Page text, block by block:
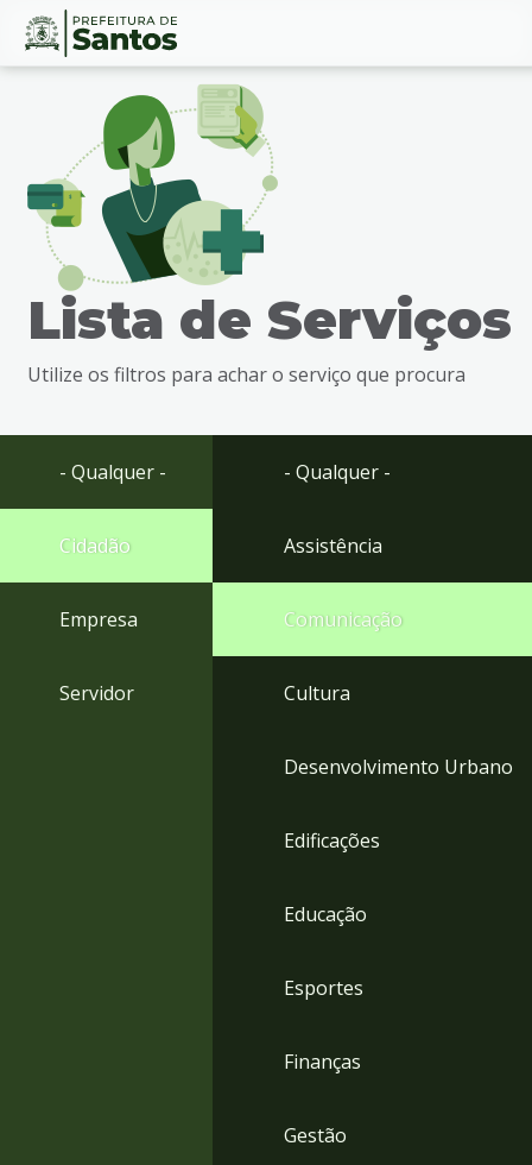
Ir
busca
Ir
rodapé
Conteúdo
Lista de Serviços
Utilize os filtros para achar o serviço que procura
- Qualquer -
Cidadão
Empresa
Servidor
- Qualquer -
Assistência
Comunicação
Cultura
Desenvolvimento Urbano
Edificações
Educação
Esportes
Finanças
Gestão